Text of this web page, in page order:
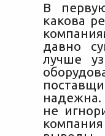
В
какова
давно
лучше
не